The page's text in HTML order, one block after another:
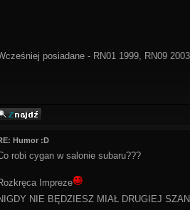
posiadane - RN01 1999, RN09
Humor :D
robi cygan w salonie subaru???
Impreze
NIE BĘDZIESZ MIAŁ DRUGIEJ